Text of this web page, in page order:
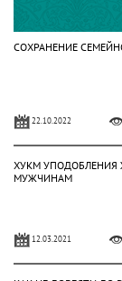
СОХРАНЕНИЕ
22.10.2022
ХУКМ
МУЖЧИНАМ
12.03.2021